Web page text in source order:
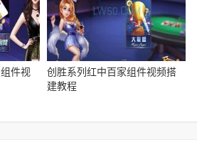
件视
创胜系列红中百家组件视频搭
建教程